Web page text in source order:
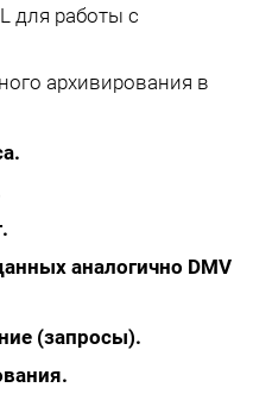
для работы с
архивирования в
аналогично DMV
(запросы).